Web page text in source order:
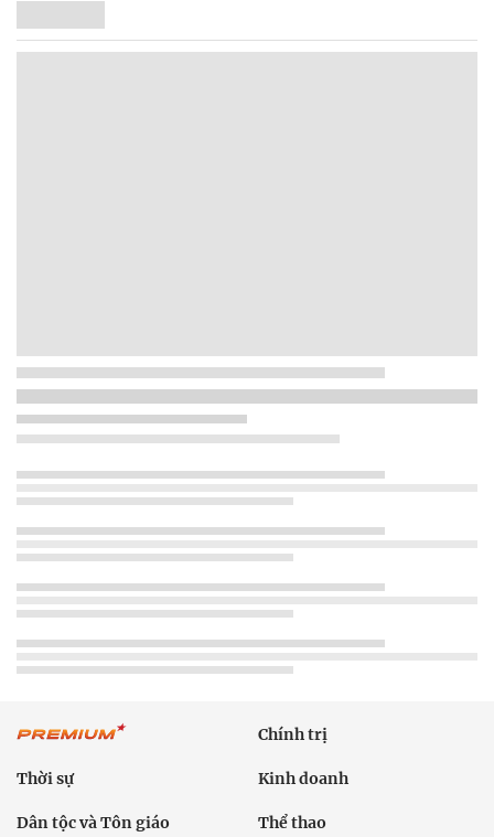
Chính trị
Thời sự Kinh doanh
Dân tộc và Tôn giáo Thể thao